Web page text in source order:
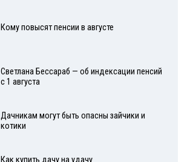
Кому повысят пенсии в августе
Светлана Бессараб — об индексации пенсий
с 1 августа
Дачникам могут быть опасны зайчики и
котики
Как купить дачу на удачу